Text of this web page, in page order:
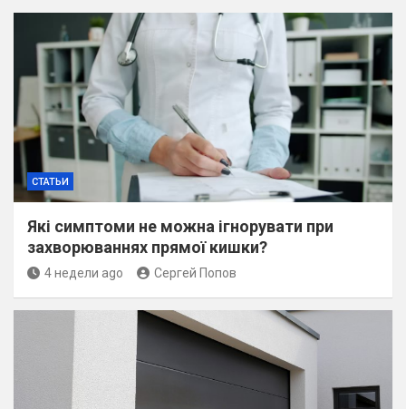
СТАТЬИ
Які симптоми не можна ігнорувати при
захворюваннях прямої кишки?
4 недели ago Сергей Попов